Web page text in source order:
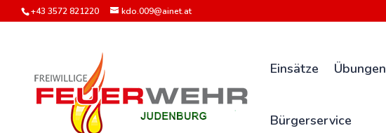
+43 3572 821220 kdo.009@ainet.at
Einsätze Übungen
Bürgerservice